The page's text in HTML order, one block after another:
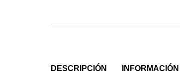
DESCRIPCIÓN